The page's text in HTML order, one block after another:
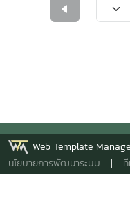
Web Template
นโยบายการพัฒนาระบบ |